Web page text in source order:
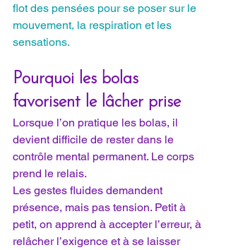
flot des pensées pour se poser sur le
mouvement, la respiration et les
sensations.
Pourquoi les bolas
favorisent le lâcher prise
Lorsque l’on pratique les bolas, il
devient difficile de rester dans le
contrôle mental permanent. Le corps
prend le relais.
Les gestes fluides demandent
présence, mais pas tension. Petit à
petit, on apprend à accepter l’erreur, à
relâcher l’exigence et à se laisser